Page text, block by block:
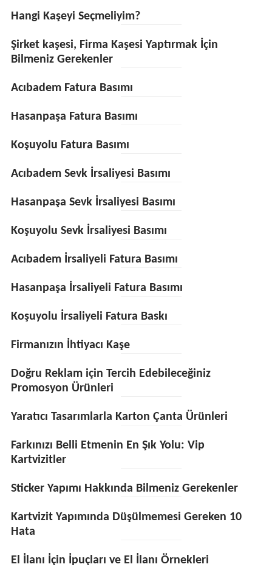
Hangi Kaşeyi Seçmeliyim?
Şirket kaşesi, Firma Kaşesi Yaptırmak İçin
Bilmeniz Gerekenler
Acıbadem Fatura Basımı
Hasanpaşa Fatura Basımı
Koşuyolu Fatura Basımı
Acıbadem Sevk İrsaliyesi Basımı
Hasanpaşa Sevk İrsaliyesi Basımı
Koşuyolu Sevk İrsaliyesi Basımı
Acıbadem İrsaliyeli Fatura Basımı
Hasanpaşa İrsaliyeli Fatura Basımı
Koşuyolu İrsaliyeli Fatura Baskı
Firmanızın İhtiyacı Kaşe
Doğru Reklam için Tercih Edebileceğiniz
Promosyon Ürünleri
Yaratıcı Tasarımlarla Karton Çanta Ürünleri
Farkınızı Belli Etmenin En Şık Yolu: Vip
Kartvizitler
Sticker Yapımı Hakkında Bilmeniz Gerekenler
Kartvizit Yapımında Düşülmemesi Gereken 10
Hata
El İlanı İçin İpuçları ve El İlanı Örnekleri